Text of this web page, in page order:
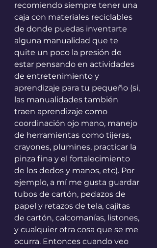
recomiendo siempre tener una
caja con materiales reciclables
de donde puedas inventarte
alguna manualidad que te
quite un poco la presión de
estar pensando en actividades
de entretenimiento y
aprendizaje para tu pequeño (si,
las manualidades también
traen aprendizaje como
coordinación ojo mano, manejo
de herramientas como tijeras,
crayones, plumines, practicar la
pinza fina y el fortalecimiento
de los dedos y manos, etc). Por
ejemplo, a mí me gusta guardar
tubos de cartón, pedazos de
papel y retazos de tela, cajitas
de cartón, calcomanías, listones,
y cualquier otra cosa que se me
ocurra. Entonces cuando veo